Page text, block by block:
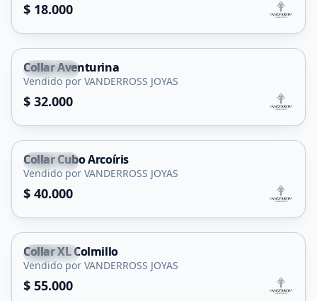
$ 18.000
Capital
Collar Aventurina
Vendido por VANDERROSS JOYAS
$ 32.000
Capital
Collar Cubo Arcoíris
Vendido por VANDERROSS JOYAS
$ 40.000
Capital
Collar XL Colmillo
Vendido por VANDERROSS JOYAS
$ 55.000